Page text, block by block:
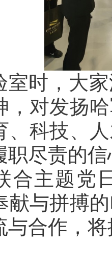
室时，大家
，对发扬
、科技、
职尽责的
合主题党
献与拼搏
与合作，